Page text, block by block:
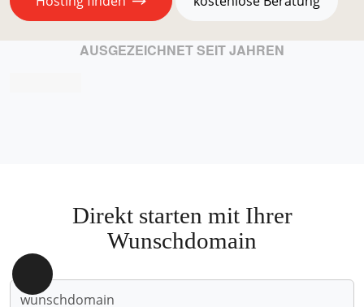
AUSGEZEICHNET SEIT JAHREN
Direkt starten mit Ihrer
Wunschdomain